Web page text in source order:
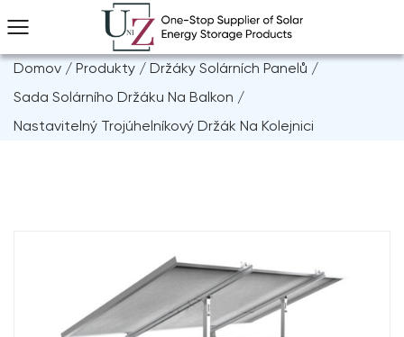
Domov / Produkty / Držáky Solárních Panelů /
Sada Solárního Držáku Na Balkon /
Nastavitelný Trojúhelníkový Držák Na Kolejnici